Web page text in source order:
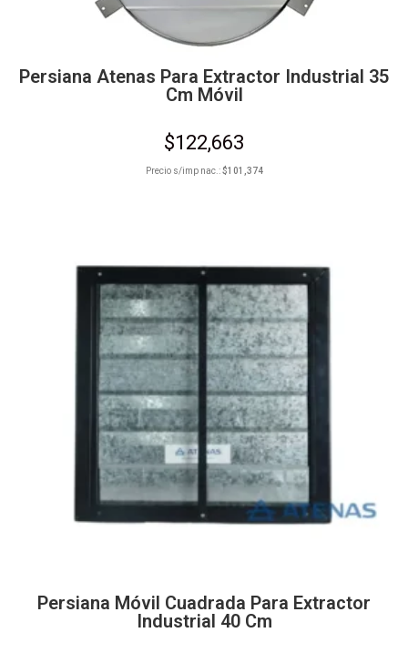
Persiana Atenas Para Extractor Industrial 35
Cm Móvil
$122,663
Precio s/imp nac.:$101,374
Persiana Móvil Cuadrada Para Extractor
Industrial 40 Cm